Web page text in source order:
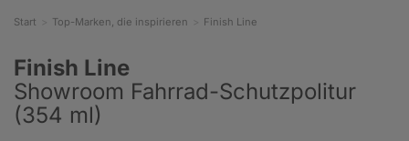
Start Top-Marken, die inspirieren Finish Line
Finish Line
Showroom Fahrrad-Schutzpolitur
(354 ml)